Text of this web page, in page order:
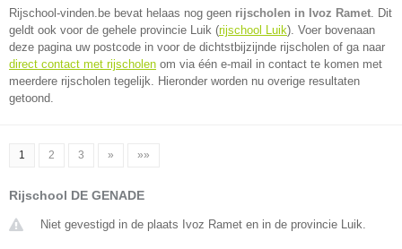
Rijschool-vinden.be bevat helaas nog geen rijscholen in Ivoz Ramet. Dit
geldt ook voor de gehele provincie Luik (rijschool Luik). Voer bovenaan
deze pagina uw postcode in voor de dichtstbijzijnde rijscholen of ga naar
direct contact met rijscholen om via één e-mail in contact te komen met
meerdere rijscholen tegelijk. Hieronder worden nu overige resultaten
getoond.
1 2 3 » »»
Rijschool DE GENADE
Niet gevestigd in de plaats Ivoz Ramet en in de provincie Luik.